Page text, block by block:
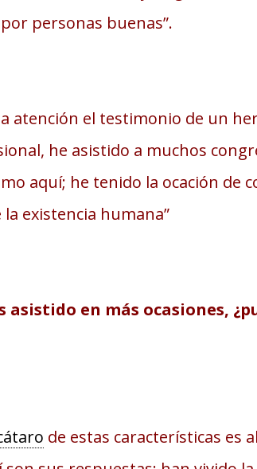
personas buenas”.
atención el testimonio de un
he asistido a muchos
aquí; he tenido la ocación de
existencia humana”
asistido en más ocasiones,
de estas características es